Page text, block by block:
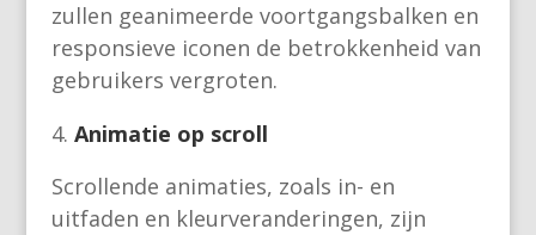
zullen geanimeerde voortgangsbalken en
responsieve iconen de betrokkenheid van
gebruikers vergroten.
Animatie op scroll
Scrollende animaties, zoals in- en
uitfaden en kleurveranderingen, zijn